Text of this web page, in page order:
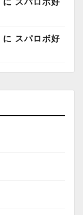
に スパロボ好
に スパロボ好